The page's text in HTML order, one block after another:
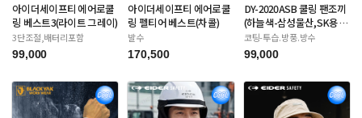
아이더세이프티 에어로쿨
링 베스트3(라이트 그레이)
3단조절,배터리포함
99,000
아이더세이프티 에어로쿨
링 펠티어 베스트(차콜)
발수
170,500
DY-2020ASB 쿨링 팬조끼
(하늘색-삼성물산,SK용)
배터리포함
코팅-투습.방풍.방수
99,000